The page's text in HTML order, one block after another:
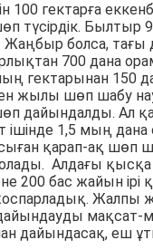
100 гектарға
түсірдік. Былтыр
болса, тағы
700 дана
гектарынан 150
жылы шөп шабу
дайындалды. Ал
1,5 мың
қарап-ақ
Алдағы
200 бас жайын ірі
жоспарладық.
мақсат-
дайындасақ, еш